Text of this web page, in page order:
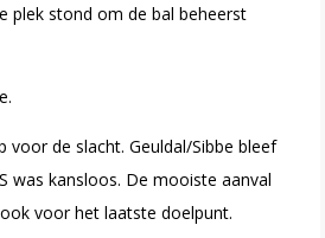
plek stond om de bal beheerst
voor de slacht. Geuldal/Sibbe bleef
was kansloos. De mooiste aanval
voor het laatste doelpunt.